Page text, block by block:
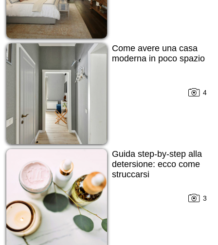
Come avere una casa
moderna in poco spazio
4
Guida step-by-step alla
detersione: ecco come
struccarsi
3